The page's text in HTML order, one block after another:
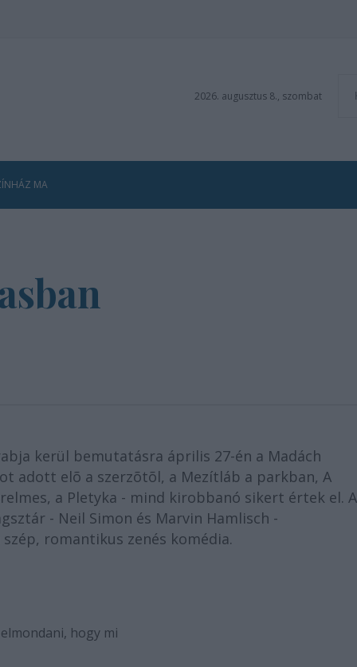
2026. augusztus 8., szombat
MA
kerül bemutatásra április 27-én a Madách
adott elõ a szerzõtõl, a Mezítláb a parkban, A
a Pletyka - mind kirobbanó sikert értek el. A
- Neil Simon és Marvin Hamlisch -
romantikus zenés komédia.
hogy mi